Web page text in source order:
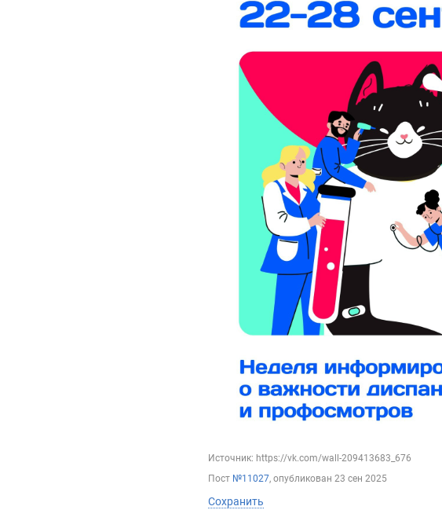
Источник: https://vk.com/wall-209413683_676
Пост №11027, опубликован 23 сен 2025
Сохранить